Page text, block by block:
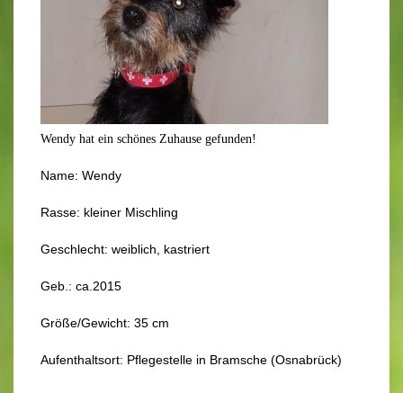
Wendy hat ein schönes Zuhause gefunden!
Name: Wendy
Rasse: kleiner Mischling
Geschlecht: weiblich, kastriert
Geb.: ca.2015
Größe/Gewicht: 35 cm
Aufenthaltsort: Pflegestelle in Bramsche (Osnabrück)